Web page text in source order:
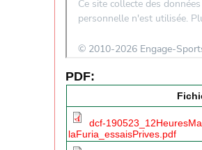
PDF:
dcf-
laFuria_essaisPrives.pdf